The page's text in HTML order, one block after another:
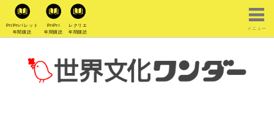
PriPriパレット
年間購読
PriPri
年間購読
レクリエ
年間購読
メニュー